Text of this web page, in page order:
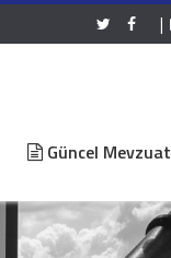
|
Güncel Mevzuat